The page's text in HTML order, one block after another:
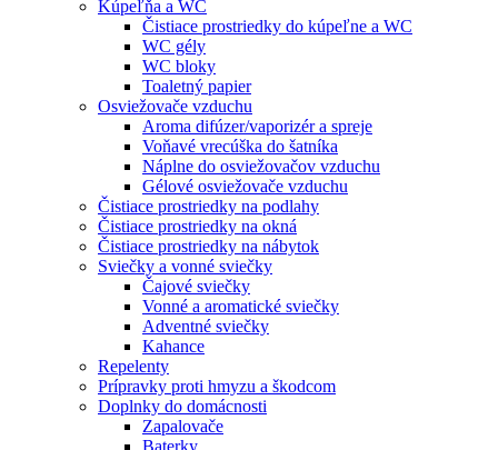
Kúpeľňa a WC
Čistiace prostriedky do kúpeľne a WC
WC gély
WC bloky
Toaletný papier
Osviežovače vzduchu
Aroma difúzer/vaporizér a spreje
Voňavé vrecúška do šatníka
Náplne do osviežovačov vzduchu
Gélové osviežovače vzduchu
Čistiace prostriedky na podlahy
Čistiace prostriedky na okná
Čistiace prostriedky na nábytok
Sviečky a vonné sviečky
Čajové sviečky
Vonné a aromatické sviečky
Adventné sviečky
Kahance
Repelenty
Prípravky proti hmyzu a škodcom
Doplnky do domácnosti
Zapalovače
Baterky